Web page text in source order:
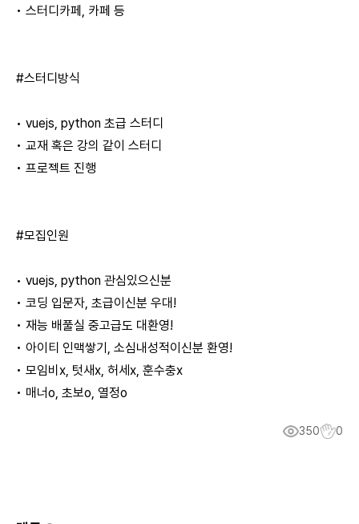
• 스터디카페, 카페 등
#스터디방식
• vuejs, python 초급 스터디
• 교재 혹은 강의 같이 스터디
• 프로젝트 진행
#모집인원
• vuejs, python 관심있으신분
• 코딩 입문자, 초급이신분 우대!
• 재능 배풀실 중고급도 대환영!
• 아이티 인맥쌓기, 소심내성적이신분 환영!
• 모임비x, 텃새x, 허세x, 훈수충x
• 매너o, 초보o, 열정o
350 0